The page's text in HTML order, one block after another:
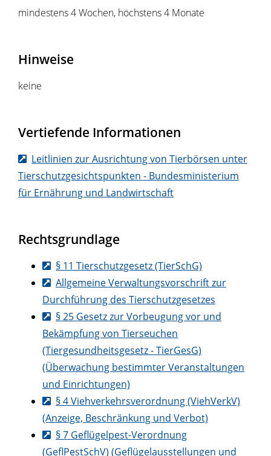
mindestens 4 Wochen, höchstens 4 Monate
Hinweise
keine
Vertiefende Informationen
Leitlinien zur Ausrichtung von Tierbörsen unter
Tierschutzgesichtspunkten - Bundesministerium
für Ernährung und Landwirtschaft
Rechtsgrundlage
§ 11 Tierschutzgesetz (TierSchG)
Allgemeine Verwaltungsvorschrift zur
Durchführung des Tierschutzgesetzes
§ 25 Gesetz zur Vorbeugung vor und
Bekämpfung von Tierseuchen
(Tiergesundheitsgesetz - TierGesG)
(Überwachung bestimmter Veranstaltungen
und Einrichtungen)
§ 4 Viehverkehrsverordnung (ViehVerkV)
(Anzeige, Beschränkung und Verbot)
§ 7 Geflügelpest-Verordnung
(GeflPestSchV) (Geflügelausstellungen und